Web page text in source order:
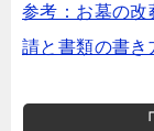
参考：お墓の改
請と書類の書き